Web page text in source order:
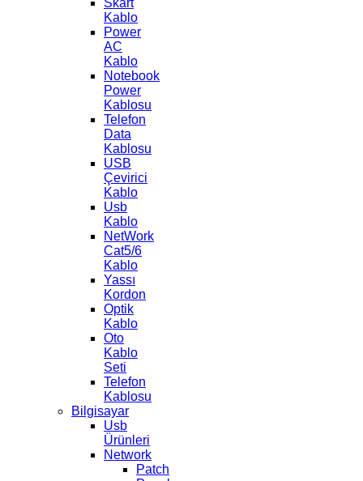
Skart
Kablo
Power
AC
Kablo
Notebook
Power
Kablosu
Telefon
Data
Kablosu
USB
Çevirici
Kablo
Usb
Kablo
NetWork
Cat5/6
Kablo
Yassı
Kordon
Optik
Kablo
Oto
Kablo
Seti
Telefon
Kablosu
Bilgisayar
Usb
Ürünleri
Network
Patch